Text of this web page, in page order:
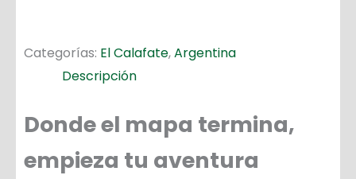
Categorías: El Calafate,Argentina
Descripción
Donde el mapa termina,
empieza tu aventura